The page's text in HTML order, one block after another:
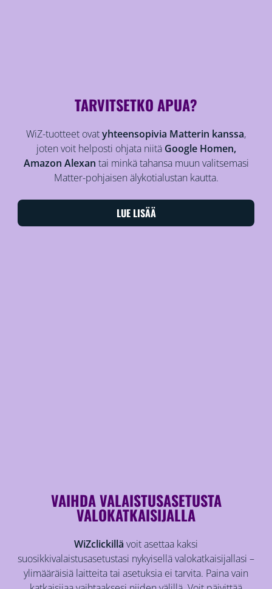
TARVITSETKO APUA?
WiZ-tuotteet ovatyhteensopivia Matterin kanssa,
joten voit helposti ohjata niitä Google Homen,
Amazon Alexan tai minkä tahansa muun valitsemasi
Matter-pohjaisen älykotialustan kautta.
LUE LISÄÄ
VAIHDA VALAISTUSASETUSTA
VALOKATKAISIJALLA
WiZclickillä voit asettaa kaksi
suosikkivalaistusasetustasi nykyisellä valokatkaisijallasi –
ylimääräisiä laitteita tai asetuksia ei tarvita. Paina vain